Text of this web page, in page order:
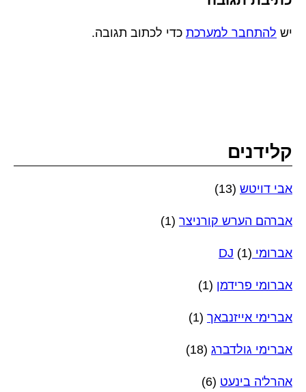
יש להתחבר למערכת כדי לכתוב תגובה.
קלידנים
אבי דויטש (13)
אברהם הערש קורניצר (1)
אברומי DJ (1)
אברומי פרידמן (1)
אברימי אייזנבאך (1)
אברימי גולדברג (18)
אהרל'ה בינעט (6)